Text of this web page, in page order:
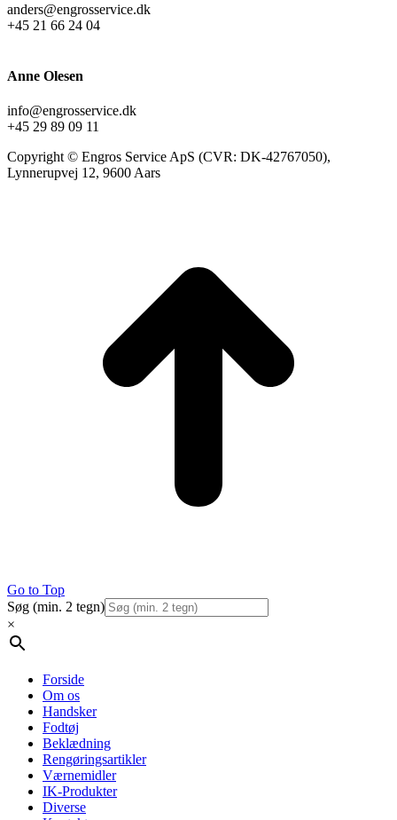
anders@engrosservice.dk
+45 21 66 24 04
Anne Olesen
info@engrosservice.dk
+45 29 89 09 11
Copyright © Engros Service ApS (CVR: DK-42767050),
Lynnerupvej 12, 9600 Aars
Go to Top
Søg (min. 2 tegn)
×
Forside
Om os
Handsker
Fodtøj
Beklædning
Rengøringsartikler
Værnemidler
IK-Produkter
Diverse